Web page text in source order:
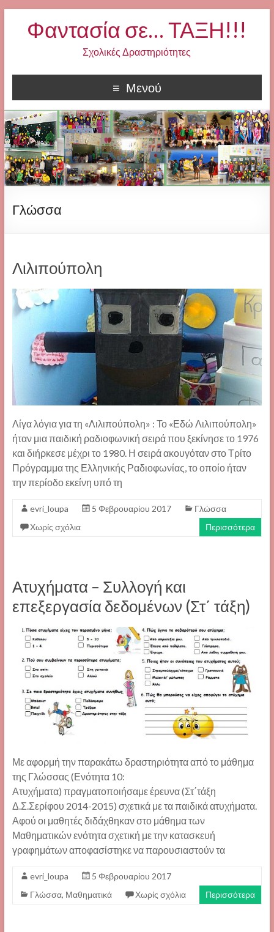
Φαντασία σε… ΤΑΞΗ!!!
Σχολικές Δραστηριότητες
Μενού
Γλώσσα
Λιλιπούπολη
Λίγα λόγια για τη «Λιλιπούπολη» : Το «Εδώ Λιλιπούπολη»
ήταν μια παιδική ραδιοφωνική σειρά που ξεκίνησε το 1976
και διήρκεσε μέχρι το 1980. Η σειρά ακουγόταν στο Τρίτο
Πρόγραμμα της Ελληνικής Ραδιοφωνίας, το οποίο ήταν
την περίοδο εκείνη υπό τη
evri_loupa 5 Φεβρουαρίου 2017
Γλώσσα
Χωρίς σχόλια
Περισσότερα
Ατυχήματα – Συλλογή και
επεξεργασία δεδομένων (Στ΄ τάξη)
Με αφορμή την παρακάτω δραστηριότητα από το μάθημα
της Γλώσσας (Ενότητα 10:
Ατυχήματα) πραγματοποιήσαμε έρευνα (Στ΄τάξη
Δ.Σ.Σερίφου 2014-2015) σχετικά με τα παιδικά ατυχήματα.
Αφού οι μαθητές διδάχθηκαν στο μάθημα των
Μαθηματικών ενότητα σχετική με την κατασκευή
γραφημάτων αποφασίστηκε να παρουσιαστούν τα
evri_loupa
5 Φεβρουαρίου 2017
Γλώσσα, Μαθηματικά Χωρίς σχόλια Περισσότερα